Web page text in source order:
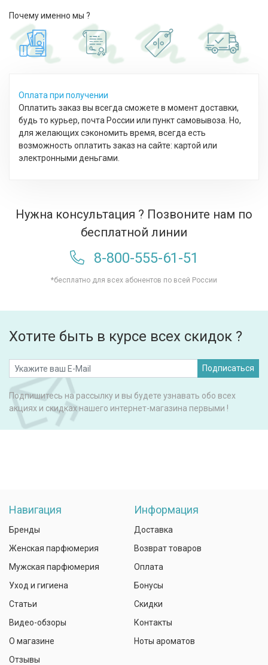
Почему именно мы ?
Оплата при получении
Оплатить заказ вы всегда сможете в момент доставки,
будь то курьер, почта России или пункт самовывоза. Но,
для желающих сэкономить время, всегда есть
возможность оплатить заказ на сайте: картой или
электронными деньгами.
Нужна консультация ? Позвоните нам по
бесплатной линии
8-800-555-61-51
*бесплатно для всех абонентов по всей России
Хотите быть в курсе всех скидок ?
Подписаться
Подпишитесь на рассылку и вы будете узнавать обо всех
акциях и скидках нашего интернет-магазина первыми !
Навигация
Бренды
Женская парфюмерия
Мужская парфюмерия
Уход и гигиена
Статьи
Видео-обзоры
О магазине
Отзывы
Информация
Доставка
Возврат товаров
Оплата
Бонусы
Скидки
Контакты
Ноты ароматов